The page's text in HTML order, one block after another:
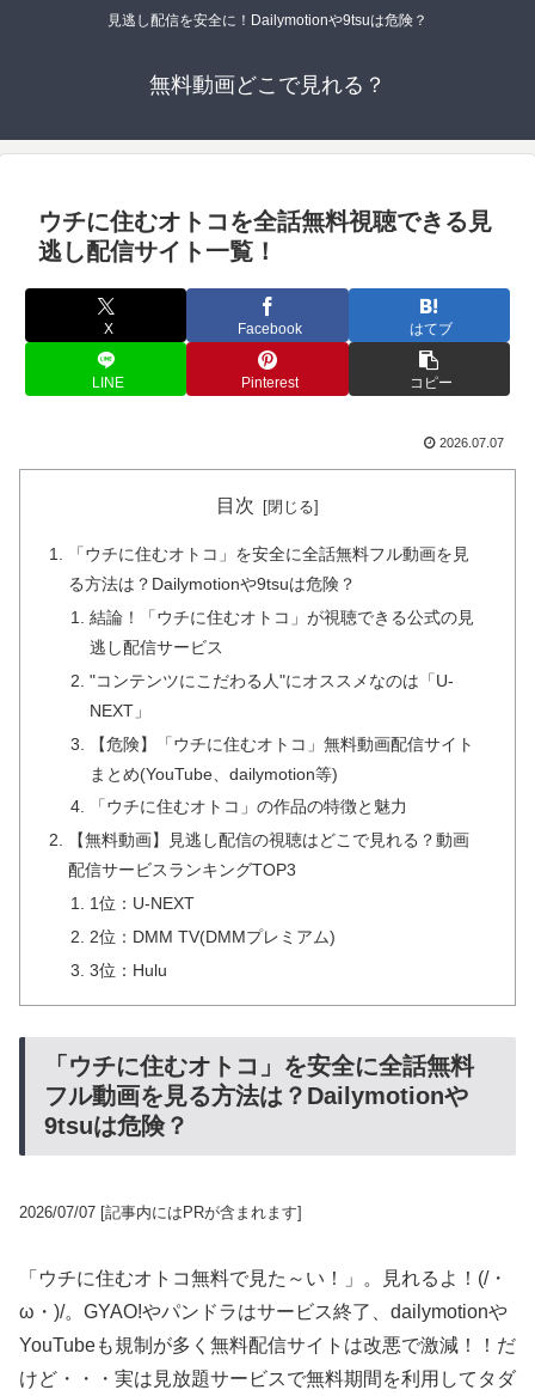
見逃し配信を安全に！Dailymotionや9tsuは危険？
無料動画どこで見れる？
ウチに住むオトコを全話無料視聴できる見
逃し配信サイト一覧！
X Facebook はてブ
LINE Pinterest コピー
2026.07.07
目次
「ウチに住むオトコ」を安全に全話無料フル動画を見
る方法は？Dailymotionや9tsuは危険？
結論！「ウチに住むオトコ」が視聴できる公式の見
逃し配信サービス
"コンテンツにこだわる人"にオススメなのは「U-
NEXT」
【危険】「ウチに住むオトコ」無料動画配信サイト
まとめ(YouTube、dailymotion等)
「ウチに住むオトコ」の作品の特徴と魅力
【無料動画】見逃し配信の視聴はどこで見れる？動画
配信サービスランキングTOP3
1位：U-NEXT
2位：DMM TV(DMMプレミアム)
3位：Hulu
「ウチに住むオトコ」を安全に全話無料
フル動画を見る方法は？Dailymotionや
9tsuは危険？
2026/07/07 [記事内にはPRが含まれます]
「ウチに住むオトコ無料で見た～い！」。見れるよ！(/・
ω・)/。GYAO!やパンドラはサービス終了、dailymotionや
YouTubeも規制が多く無料配信サイトは改悪で激減！！だ
けど・・・実は見放題サービスで無料期間を利用してタダ